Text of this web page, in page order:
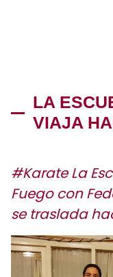
LA
VIAJA
#Karate La
Fuego con
se traslada